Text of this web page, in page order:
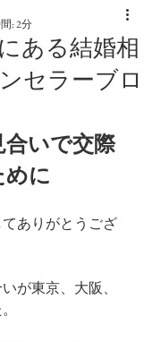
ある結婚相
セラーブロ
: 2分
いで交際
に
ありがとうござ
が東京、大阪、